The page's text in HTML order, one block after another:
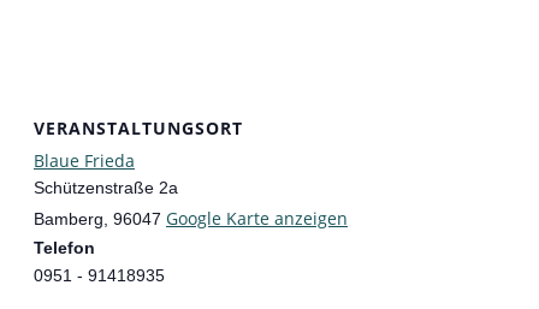
VERANSTALTUNGSORT
Blaue Frieda
Schützenstraße 2a
Bamberg 96047 Google Karte anzeigen
Telefon
0951 - 91418935